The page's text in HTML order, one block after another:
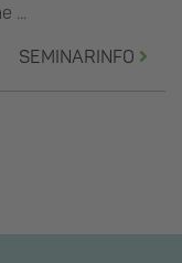
...
SEMINARINFO